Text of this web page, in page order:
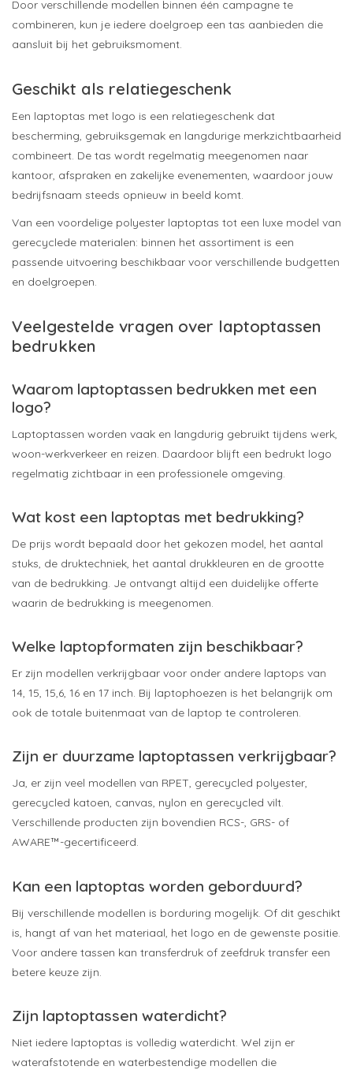
Door verschillende modellen binnen één campagne te
combineren, kun je iedere doelgroep een tas aanbieden die
aansluit bij het gebruiksmoment.
Geschikt als relatiegeschenk
Een laptoptas met logo is een relatiegeschenk dat
bescherming, gebruiksgemak en langdurige merkzichtbaarheid
combineert. De tas wordt regelmatig meegenomen naar
kantoor, afspraken en zakelijke evenementen, waardoor jouw
bedrijfsnaam steeds opnieuw in beeld komt.
Van een voordelige polyester laptoptas tot een luxe model van
gerecyclede materialen: binnen het assortiment is een
passende uitvoering beschikbaar voor verschillende budgetten
en doelgroepen.
Veelgestelde vragen over laptoptassen
bedrukken
Waarom laptoptassen bedrukken met een
logo?
Laptoptassen worden vaak en langdurig gebruikt tijdens werk,
woon-werkverkeer en reizen. Daardoor blijft een bedrukt logo
regelmatig zichtbaar in een professionele omgeving.
Wat kost een laptoptas met bedrukking?
De prijs wordt bepaald door het gekozen model, het aantal
stuks, de druktechniek, het aantal drukkleuren en de grootte
van de bedrukking. Je ontvangt altijd een duidelijke offerte
waarin de bedrukking is meegenomen.
Welke laptopformaten zijn beschikbaar?
Er zijn modellen verkrijgbaar voor onder andere laptops van
14, 15, 15,6, 16 en 17 inch. Bij laptophoezen is het belangrijk om
ook de totale buitenmaat van de laptop te controleren.
Zijn er duurzame laptoptassen verkrijgbaar?
Ja, er zijn veel modellen van RPET, gerecycled polyester,
gerecycled katoen, canvas, nylon en gerecycled vilt.
Verschillende producten zijn bovendien RCS-, GRS- of
AWARE™-gecertificeerd.
Kan een laptoptas worden geborduurd?
Bij verschillende modellen is borduring mogelijk. Of dit geschikt
is, hangt af van het materiaal, het logo en de gewenste positie.
Voor andere tassen kan transferdruk of zeefdruk transfer een
betere keuze zijn.
Zijn laptoptassen waterdicht?
Niet iedere laptoptas is volledig waterdicht. Wel zijn er
waterafstotende en waterbestendige modellen die